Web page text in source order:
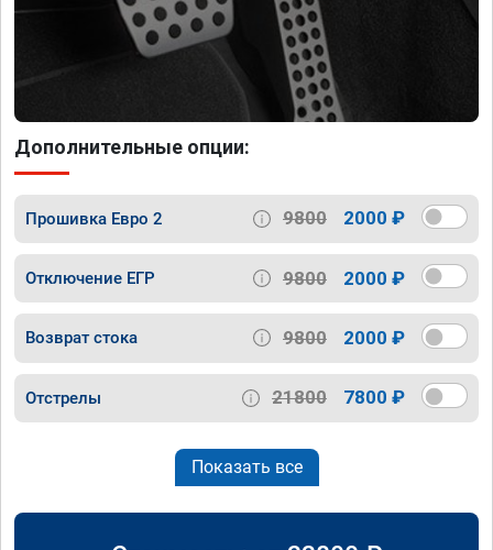
Дополнительные опции:
Прошивка Евро 2 9800 2000 ₽
Отключение ЕГР 9800 2000 ₽
Возврат стока 9800 2000 ₽
Отстрелы 21800 7800 ₽
Показать все